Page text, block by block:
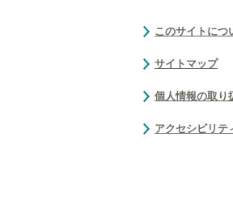
このサイトにつ
サイトマップ
個人情報の取り
アクセシビリテ